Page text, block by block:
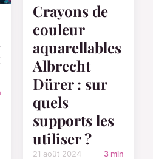
Crayons de
couleur
aquarellables
Albrecht
Dürer : sur
quels
supports les
utiliser ?
21 août 2024 3 min